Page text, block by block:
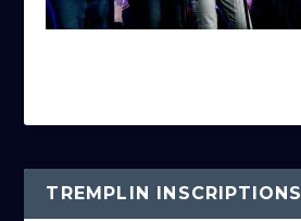
TREMPLIN INSCRIPTIONS